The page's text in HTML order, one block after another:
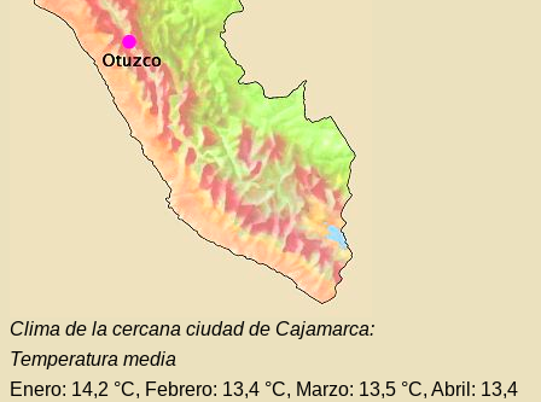
Clima de la cercana ciudad de Cajamarca:
Temperatura media
Enero: 14,2 °C, Febrero: 13,4 °C, Marzo: 13,5 °C, Abril: 13,4